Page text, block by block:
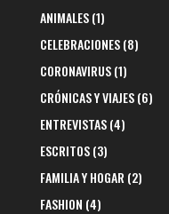
ANIMALES(1)
CELEBRACIONES(8)
CORONAVIRUS(1)
CRÓNICAS Y VIAJES(6)
ENTREVISTAS(4)
ESCRITOS(3)
FAMILIA Y HOGAR (2)
FASHION (4)